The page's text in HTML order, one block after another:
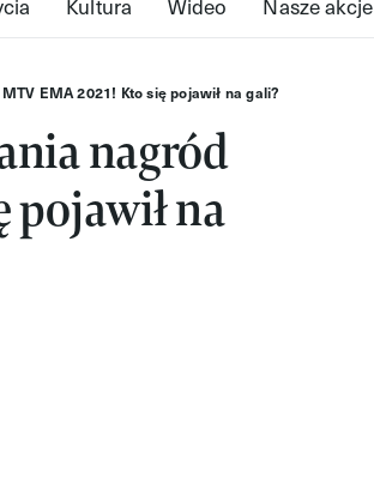
EMA 2021! Kto się pojawił na gali?
nagród
pojawił na